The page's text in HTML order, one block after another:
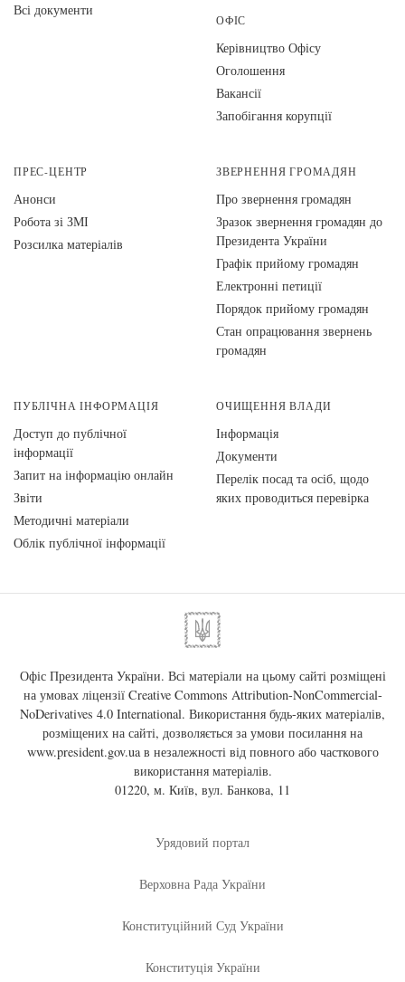
Всі документи
ОФІС
Керівництво Офісу
Оголошення
Вакансії
Запобігання корупції
ПРЕС-ЦЕНТР
Анонси
Робота зі ЗМІ
Розсилка матеріалів
ЗВЕРНЕННЯ ГРОМАДЯН
Про звернення громадян
Зразок звернення громадян до
Президента України
Графік прийому громадян
Електронні петиції
Порядок прийому громадян
Стан опрацювання звернень
громадян
ПУБЛІЧНА ІНФОРМАЦІЯ
Доступ до публічної
інформації
Запит на інформацію онлайн
Звіти
Методичні матеріали
Облік публічної інформації
ОЧИЩЕННЯ ВЛАДИ
Інформація
Документи
Перелік посад та осіб, щодо
яких проводиться перевірка
Офіс Президента України. Всі матеріали на цьому сайті розміщені
на умовах ліцензії Creative Commons Attribution-NonCommercial-
NoDerivatives 4.0 International. Використання будь-яких матеріалів,
розміщених на сайті, дозволяється за умови посилання на
www.president.gov.uaв незалежності від повного або часткового
використання матеріалів.
01220, м. Київ, вул. Банкова, 11
Урядовий портал
Верховна Рада України
Конституційний Суд України
Конституція України